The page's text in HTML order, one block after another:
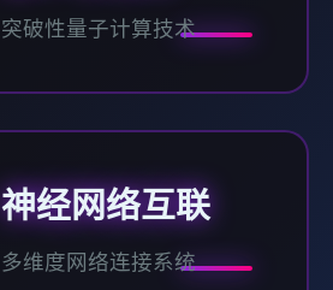
突破性量子计算技术
神经网络互联
多维度网络连接系统